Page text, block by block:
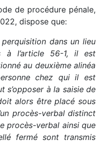
de procédure pénale,
dispose que:
perquisition dans un lieu
à l’article 56-1, il est
au deuxième alinéa
chez qui il est
s’opposer à la saisie de
alors être placé sous
procès-verbal distinct
procès-verbal ainsi que
fermé sont transmis